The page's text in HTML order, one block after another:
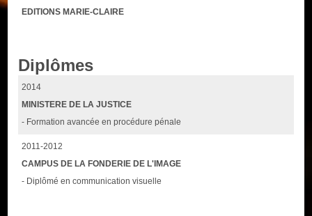
EDITIONS MARIE-CLAIRE
Diplômes
2014
MINISTERE DE LA JUSTICE
- Formation avancée en procédure pénale
2011-2012
CAMPUS DE LA FONDERIE DE L'IMAGE
- Diplômé en communication visuelle